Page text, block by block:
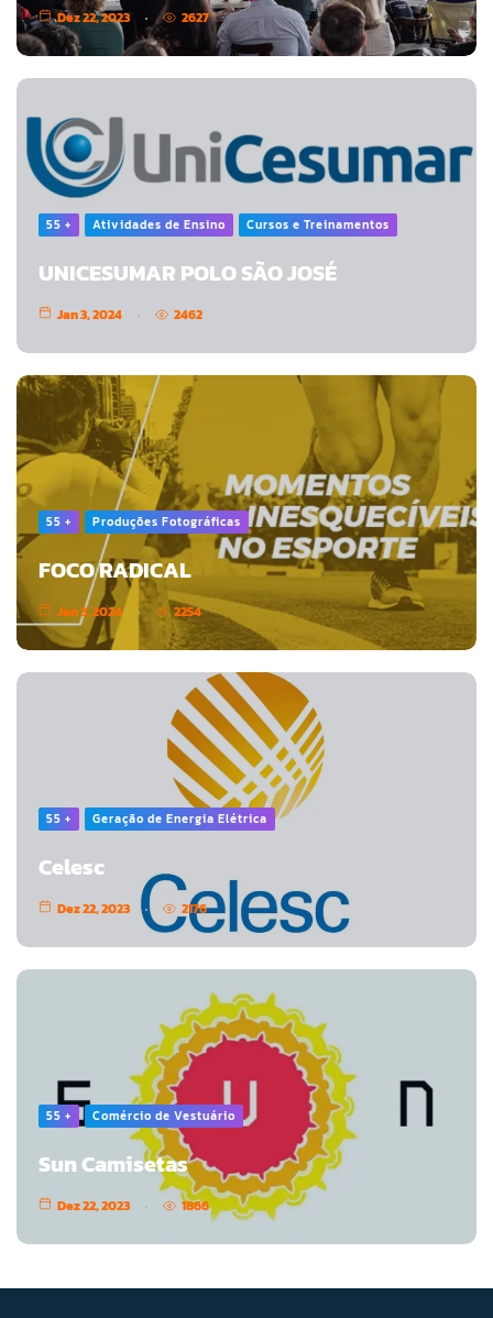
Dez 22, 2023 2627
55 + Atividades de Ensino Cursos e Treinamentos
UNICESUMAR POLO SÃO JOSÉ
Jan 3, 2024 2462
55 + Produções Fotográficas
FOCO RADICAL
Jan 3, 2024 2254
55 + Geração de Energia Elétrica
Celesc
Dez 22, 2023 2176
55 + Comércio de Vestuário
Sun Camisetas
Dez 22, 2023 1866